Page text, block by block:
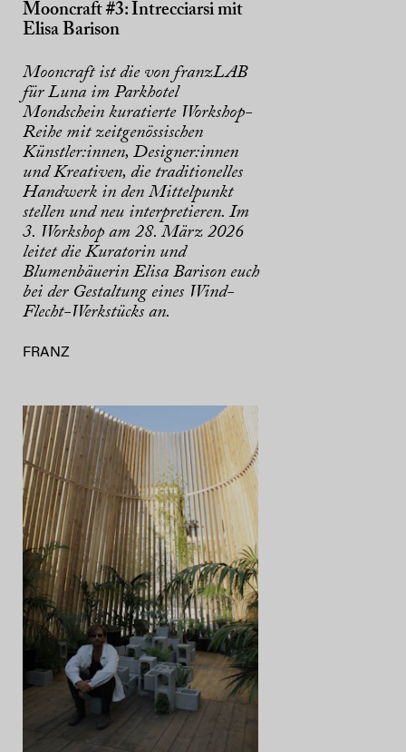
Mooncraft #3: Intrecciarsi mit
Elisa Barison
Mooncraft ist die von franzLAB
für Luna im Parkhotel
Mondschein kuratierte Workshop-
Reihe mit zeitgenössischen
Künstler:innen, Designer:innen
und Kreativen, die traditionelles
Handwerk in den Mittelpunkt
stellen und neu interpretieren. Im
3. Workshop am 28. März 2026
leitet die Kuratorin und
Blumenbäuerin Elisa Barison euch
bei der Gestaltung eines Wind-
Flecht-Werkstücks an.
FRANZ